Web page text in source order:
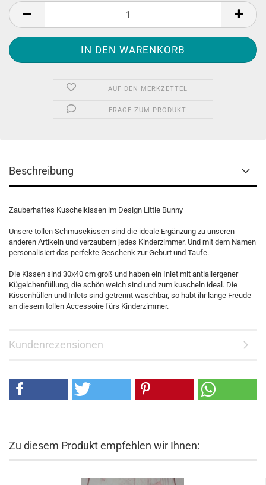
AUF DEN MERKZETTEL
FRAGE ZUM PRODUKT
Beschreibung
Zauberhaftes Kuschelkissen im Design Little Bunny
Unsere tollen Schmusekissen sind die ideale Ergänzung zu unseren
anderen Artikeln und verzaubern jedes Kinderzimmer. Und mit dem Namen
personalisiert das perfekte Geschenk zur Geburt und Taufe.
Die Kissen sind 30x40 cm groß und haben ein Inlet mit antiallergener
Kügelchenfüllung, die schön weich sind und zum kuscheln ideal. Die
Kissenhüllen und Inlets sind getrennt waschbar, so habt ihr lange Freude
an diesem tollen Accessoire fürs Kinderzimmer.
Kundenrezensionen
Zu diesem Produkt empfehlen wir Ihnen: